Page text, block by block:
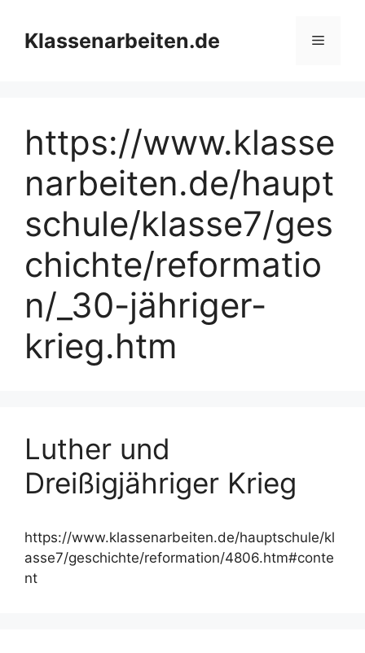
Inhalt
springenKlassenarbeiten.de Menü
https://www.klasse
narbeiten.de/haupt
schule/klasse7/ges
chichte/reformatio
n/_30-jähriger-
krieg.htm
Luther und
Dreißigjähriger Krieg
https://www.klassenarbeiten.de/hauptschule/kl
asse7/geschichte/reformation/4806.htm#conte
nt